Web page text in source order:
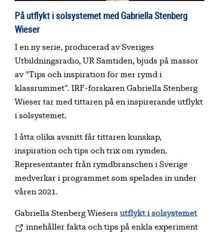
På utflykt i solsystemet med Gabriella Stenberg
Wieser
I en ny serie, producerad av Sveriges
Utbildningsradio, UR Samtiden, bjuds på massor
av “Tips och inspiration för mer rymd i
klassrummet”. IRF-forskaren Gabriella Stenberg
Wieser tar med tittaren på en inspirerande utflykt
i solsystemet.
I åtta olika avsnitt får tittaren kunskap,
inspiration och tips och trix om rymden.
Representanter från rymdbranschen i Sverige
medverkar i programmet som spelades in under
våren 2021.
Gabriella Stenberg Wiesers utflykt i solsystemet
innehåller fakta och tips på enkla experiment